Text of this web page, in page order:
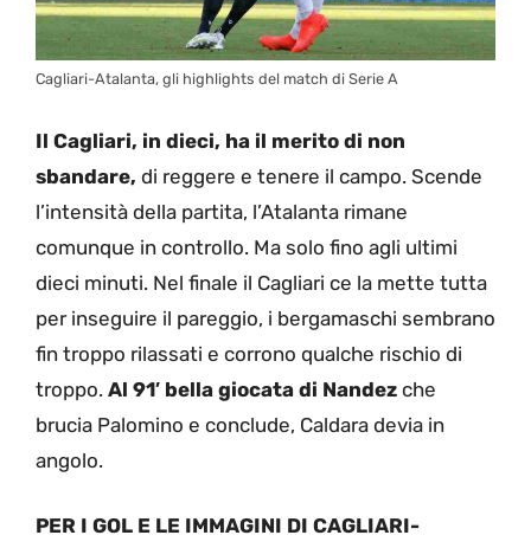
Cagliari-Atalanta, gli highlights del match di Serie A
Il Cagliari, in dieci, ha il merito di non
sbandare, di reggere e tenere il campo. Scende
l’intensità della partita, l’Atalanta rimane
comunque in controllo. Ma solo fino agli ultimi
dieci minuti. Nel finale il Cagliari ce la mette tutta
per inseguire il pareggio, i bergamaschi sembrano
fin troppo rilassati e corrono qualche rischio di
troppo. Al 91′ bella giocata di Nandez che
brucia Palomino e conclude, Caldara devia in
angolo.
PER I GOL E LE IMMAGINI DI CAGLIARI-